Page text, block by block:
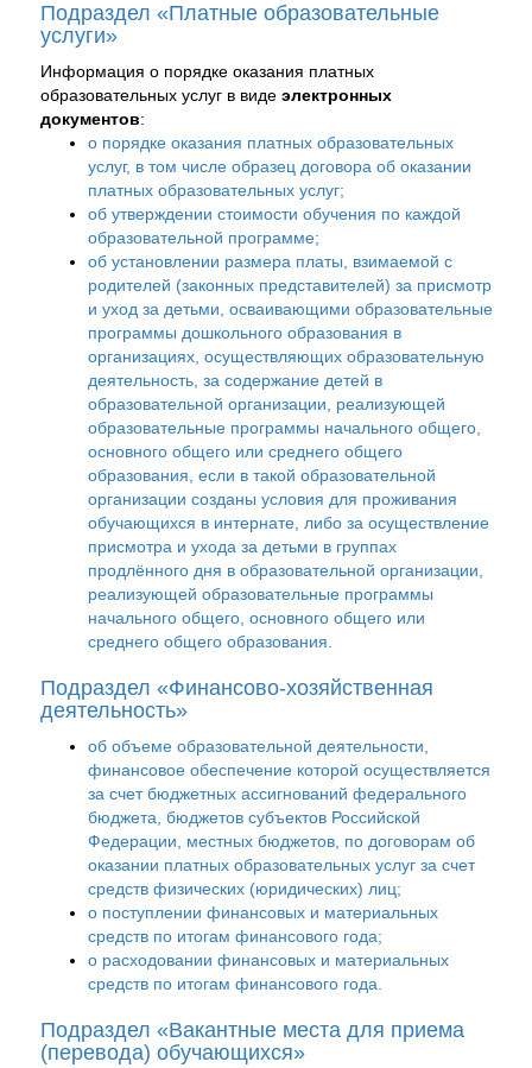
Подраздел «Платные образовательные
услуги»
Информация о порядке оказания платных
образовательных услуг в виде электронных
документов:
о порядке оказания платных образовательных
услуг, в том числе образец договора об оказании
платных образовательных услуг;
об утверждении стоимости обучения по каждой
образовательной программе;
об установлении размера платы, взимаемой с
родителей (законных представителей) за присмотр
и уход за детьми, осваивающими образовательные
программы дошкольного образования в
организациях, осуществляющих образовательную
деятельность, за содержание детей в
образовательной организации, реализующей
образовательные программы начального общего,
основного общего или среднего общего
образования, если в такой образовательной
организации созданы условия для проживания
обучающихся в интернате, либо за осуществление
присмотра и ухода за детьми в группах
продлённого дня в образовательной организации,
реализующей образовательные программы
начального общего, основного общего или
среднего общего образования.
Подраздел «Финансово-хозяйственная
деятельность»
об объеме образовательной деятельности,
финансовое обеспечение которой осуществляется
за счет бюджетных ассигнований федерального
бюджета, бюджетов субъектов Российской
Федерации, местных бюджетов, по договорам об
оказании платных образовательных услуг за счет
средств физических (юридических) лиц;
о поступлении финансовых и материальных
средств по итогам финансового года;
о расходовании финансовых и материальных
средств по итогам финансового года.
Подраздел «Вакантные места для приема
(перевода) обучающихся»